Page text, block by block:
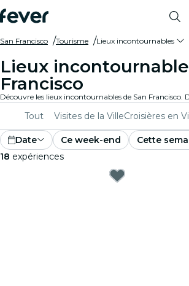
San Francisco Tourisme Lieux incontournables
Lieux
Francisco
Tout Visites de la VilleCroisières en
Date Ce week-end
Cette
18 expériences